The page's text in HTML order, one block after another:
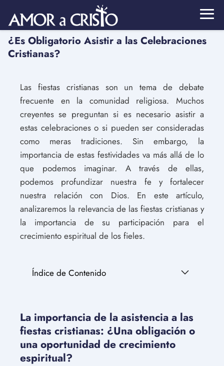
¿Es Obligatorio Asistir a las Celebraciones
Cristianas?
Las fiestas cristianas son un tema de debate
frecuente en la comunidad religiosa. Muchos
creyentes se preguntan si es necesario asistir a
estas celebraciones o si pueden ser consideradas
como meras tradiciones. Sin embargo, la
importancia de estas festividades va más allá de lo
que podemos imaginar. A través de ellas,
podemos profundizar nuestra fe y fortalecer
nuestra relación con Dios. En este artículo,
analizaremos la relevancia de las fiestas cristianas y
la importancia de su participación para el
crecimiento espiritual de los fieles.
Índice de Contenido
La importancia de la asistencia a las
fiestas cristianas: ¿Una obligación o
una oportunidad de crecimiento
espiritual?